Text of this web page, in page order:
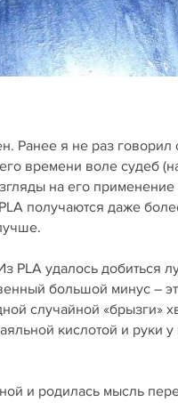
Ранее я не раз
времени воле судеб
на его
получаются даже
PLA удалось
большой минус –
случайной «брызги»
кислотой и руки
и родилась мысль